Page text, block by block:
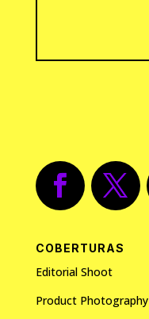
COBERTURAS
Editorial Shoot
Product Photography